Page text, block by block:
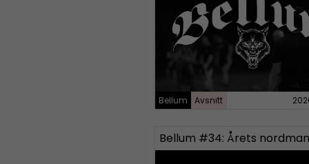
Bellum Avsnitt
Bellum #34: Årets